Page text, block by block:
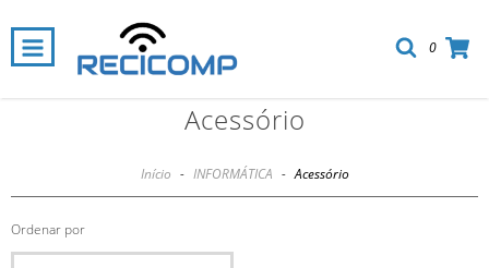
0
Acessório
Início - INFORMÁTICA - Acessório
Ordenar por